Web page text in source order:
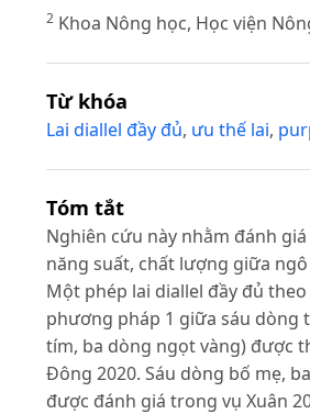
2 Khoa Nông học, Học viện
Từ khóa
Lai diallel đầy đủ, ưu thế lai,
Tóm tắt
Nghiên cứu này nhằm đánh
năng suất, chất lượng giữa
Một phép lai diallel đầy đủ
phương pháp 1 giữa sáu dòng
tím, ba dòng ngọt vàng) được
Đông 2020. Sáu dòng bố mẹ,
được đánh giá trong vụ Xuân